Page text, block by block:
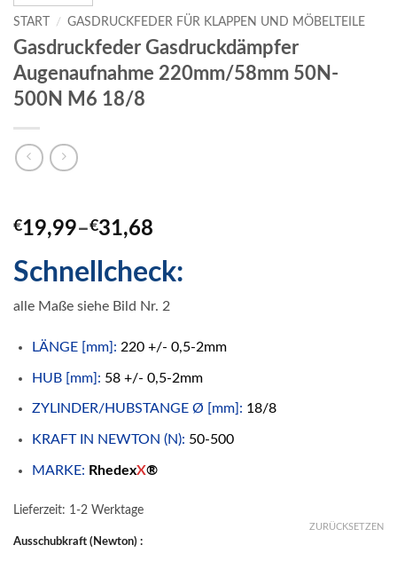
START / GASDRUCKFEDER FÜR KLAPPEN UND MÖBELTEILE
Gasdruckfeder Gasdruckdämpfer
Augenaufnahme 220mm/58mm 50N-
500N M6 18/8
€19,99–€31,68
Schnellcheck:
alle Maße siehe Bild Nr. 2
LÄNGE [mm]: 220 +/- 0,5-2mm
HUB [mm]: 58 +/- 0,5-2mm
ZYLINDER/HUBSTANGE Ø [mm]: 18/8
KRAFT IN NEWTON (N): 50-500
MARKE: RhedexX®
Lieferzeit: 1-2 Werktage
Ausschubkraft (Newton) :
ZURÜCKSETZEN